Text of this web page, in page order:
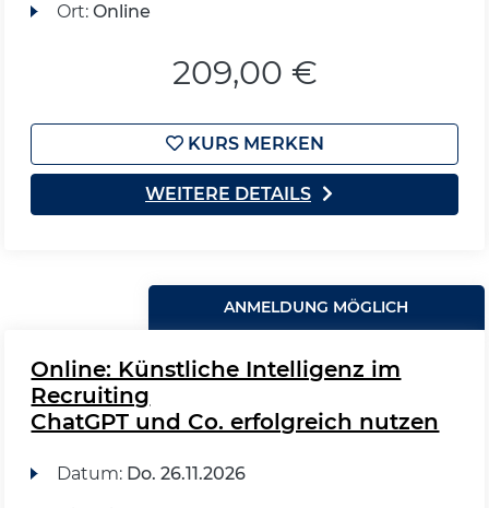
Ort: Online
209,00 €
KURS MERKEN
WEITERE DETAILS
ANMELDUNG MÖGLICH
Online: Künstliche Intelligenz im
Recruiting
ChatGPT und Co. erfolgreich nutzen
Datum: Do. 26.11.2026